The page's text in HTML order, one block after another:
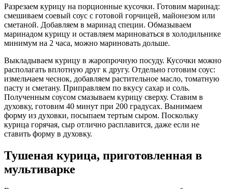
Разрезаем курицу на порционные кусочки. Готовим маринад:
смешиваем соевый соус с готовой горчицей, майонезом или
сметаной. Добавляем в маринад специи. Обмазываем
маринадом курицу и оставляем мариноваться в холодильнике
минимум на 2 часа, можно мариновать дольше.
Выкладываем курицу в жаропрочную посуду. Кусочки можно
располагать вплотную друг к другу. Отдельно готовим соус:
измельчаем чеснок, добавляем растительное масло, томатную
пасту и сметану. Приправляем по вкусу сахар и соль.
Полученным соусом смазываем курицу сверху. Ставим в
духовку, готовим 40 минут при 200 градусах. Вынимаем
форму из духовки, посыпаем тертым сыром. Поскольку
курица горячая, сыр отлично расплавится, даже если не
ставить форму в духовку.
Тушеная курица, приготовленная в
мультиварке